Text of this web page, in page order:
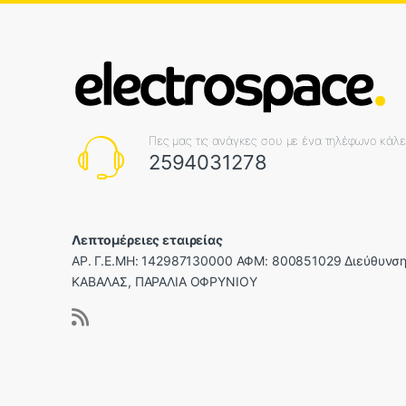
Πες μας τις ανάγκες σου με ένα τηλέφωνο
2594031278
Λεπτομέρειες εταιρείας
ΑΡ. Γ.Ε.ΜΗ: 142987130000 ΑΦΜ: 800851029
ΚΑΒΑΛΑΣ, ΠΑΡΑΛΙΑ ΟΦΡΥΝΙΟΥ